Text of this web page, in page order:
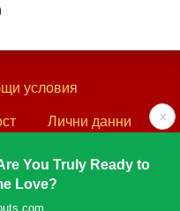
x
You Truly Ready to
Love?
условия
Лични данни
- 2026